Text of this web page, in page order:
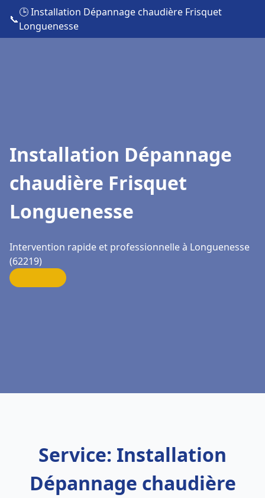
📞
🕒 Installation Dépannage chaudière Frisquet
Longuenesse
Installation Dépannage
chaudière Frisquet
Longuenesse
Intervention rapide et professionnelle à Longuenesse
(62219)
Service: Installation
Dépannage chaudière